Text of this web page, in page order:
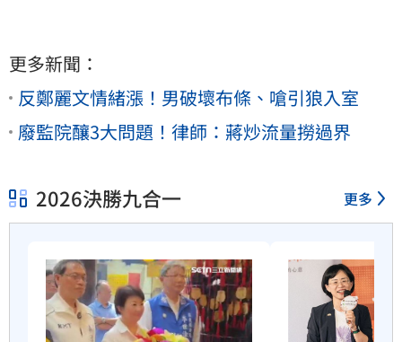
更多新聞：
反鄭麗文情緒漲！男破壞布條、嗆引狼入室
廢監院釀3大問題！律師：蔣炒流量撈過界
2026決勝九合一 更多